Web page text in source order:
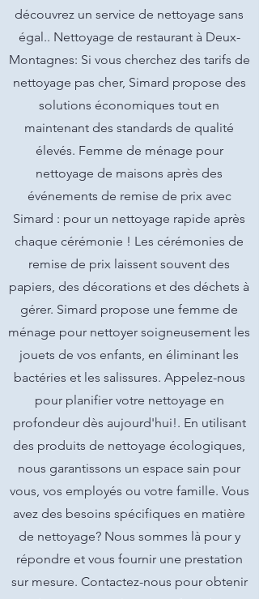
découvrez un service de nettoyage sans
égal.. Nettoyage de restaurant à Deux-
Montagnes: Si vous cherchez des tarifs de
nettoyage pas cher, Simard propose des
solutions économiques tout en
maintenant des standards de qualité
élevés. Femme de ménage pour
nettoyage de maisons après des
événements de remise de prix avec
Simard : pour un nettoyage rapide après
chaque cérémonie ! Les cérémonies de
remise de prix laissent souvent des
papiers, des décorations et des déchets à
gérer. Simard propose une femme de
ménage pour nettoyer soigneusement les
jouets de vos enfants, en éliminant les
bactéries et les salissures. Appelez-nous
pour planifier votre nettoyage en
profondeur dès aujourd'hui!. En utilisant
des produits de nettoyage écologiques,
nous garantissons un espace sain pour
vous, vos employés ou votre famille. Vous
avez des besoins spécifiques en matière
de nettoyage? Nous sommes là pour y
répondre et vous fournir une prestation
sur mesure. Contactez-nous pour obtenir